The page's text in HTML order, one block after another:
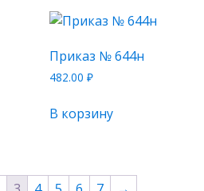
Приказ № 644н
482.00 ₽
В корзину